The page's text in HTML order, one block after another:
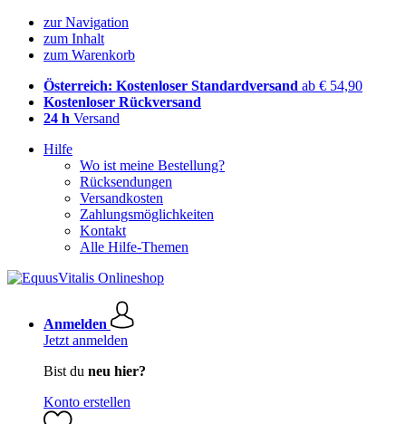
zur Navigation
zum Inhalt
zum Warenkorb
Österreich: Kostenloser Standardversand ab € 54,90
Kostenloser Rückversand
24 h Versand
Hilfe
Wo ist meine Bestellung?
Rücksendungen
Versandkosten
Zahlungsmöglichkeiten
Kontakt
Alle Hilfe-Themen
Anmelden
Jetzt anmelden
Bist du neu hier?
Konto erstellen